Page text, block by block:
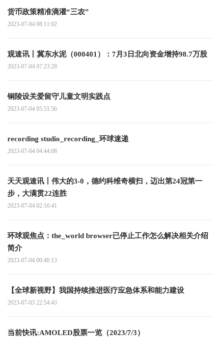
货币政策精准滴灌“三农”
2023-07-04 08:11:02
观速讯丨冀东水泥（000401）：7月3日北向资金增持98.7万股
2023-07-04 07:23:28
铜陵设关爱留守儿童文明实践点
2023-07-04 05:51:56
recording studio_recording_环球速递
2023-07-04 04:44:08
天天观速讯丨伟大的3-0，德约科维奇横扫，迈出第24冠第一
步，大满贯22连胜
2023-07-04 02:16:41
环球观焦点：the_world browser已停止工作怎么解决相关介绍
简介
2023-07-04 00:40:13
【全球新视野】我国持续推进医疗应急体系和能力建设
2023-07-03 22:54:43
当前快讯:AMOLED股票一览（2023/7/3）